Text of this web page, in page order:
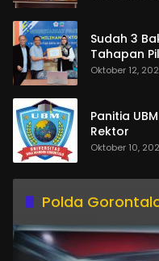
Sudah 3
Tahapan
Oktober 12,
Panitia
Rektor
Oktober 10,
Polda